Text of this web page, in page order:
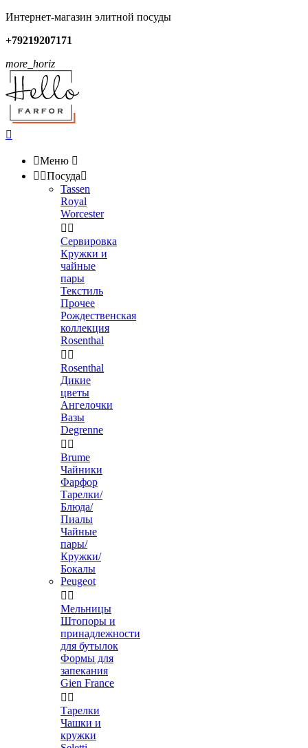
Интернет-магазин элитной посуды
+79219207171
more_horiz

Меню 
 Посуда
Tassen
Royal
Worcester
 
Сервировка
Кружки и
чайные
пары
Текстиль
Прочее
Рождественская
коллекция
Rosenthal
 
Rosenthal
Дикие
цветы
Ангелочки
Вазы
Degrenne
 
Brume
Чайники
Фарфор
Тарелки/
Блюда/
Пиалы
Чайные
пары/
Кружки/
Бокалы
Peugeot
 
Мельницы
Штопоры и
принадлежности
для бутылок
Формы для
запекания
Gien France
 
Тарелки
Чашки и
кружки